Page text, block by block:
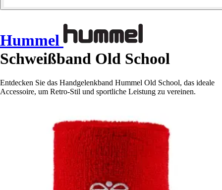
Hummel
Schweißband Old School
Entdecken Sie das Handgelenkband Hummel Old School, das ideale
Accessoire, um Retro-Stil und sportliche Leistung zu vereinen.